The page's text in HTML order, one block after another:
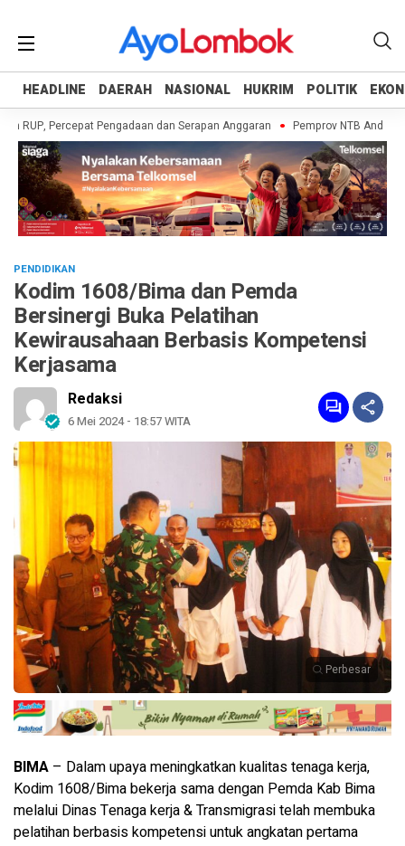
HEADLINE DAERAH NASIONAL HUKRIM POLITIK
HEADLINE DAERAH NASIONAL HUKRIM POLITIK
Percepat Pengadaan dan Serapan Anggaran Pemprov NTB Andalkan
PENDIDIKAN
Kodim 1608/Bima dan Pemda
Bersinergi Buka Pelatihan
Kewirausahaan Berbasis Kompetensi
Kerjasama
Redaksi
6 Mei 2024 - 18:57 WITA
Perbesar
BIMA – Dalam upaya meningkatkan kualitas tenaga kerja,
Kodim 1608/Bima bekerja sama dengan Pemda Kab Bima
melalui Dinas Tenaga kerja & Transmigrasi telah membuka
pelatihan berbasis kompetensi untuk angkatan pertama